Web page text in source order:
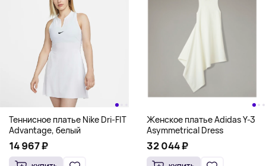
Теннисное платье Nike Dri-FIT
Advantage, белый
14 967 ₽
Женское платье Adidas Y-3
Asymmetrical Dress
32 044 ₽